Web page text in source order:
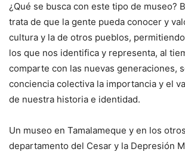
¿Qué se busca con este tipo de museo?
trata de que la gente pueda conocer y
cultura y la de otros pueblos,
los que nos identifica y representa, al
comparte con las nuevas generaciones,
conciencia colectiva la importancia y el
de nuestra historia e identidad.
Un museo en Tamalameque y en los
departamento del Cesar y la Depresión